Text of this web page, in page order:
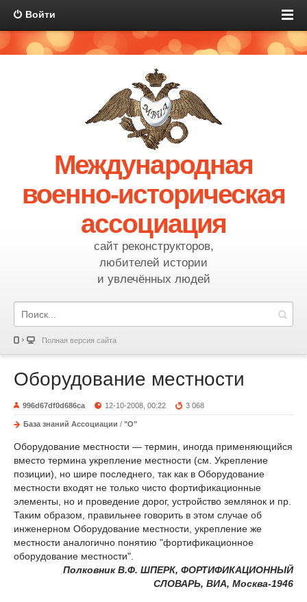
Войти
Международная
военно-историческая
ассоциация
сайт реконструкторов,
любителей истории
и увлечённых людей
Полная версия сайта
Оборудование местности
996d67df0d686ca 12-10-2008, 00:22 3 068
База знаний Ассоциации / "О"
Оборудование местности — термин, иногда применяющийся
вместо термина укрепление местности (см. Укрепление
позиции), но шире последнего, так как в Оборудование
местности входят не только чисто фортификационные
элементы, но и проведение дорог, устройство землянок и пр.
Таким образом, правильнее говорить в этом случае об
инженерном Оборудование местности, укрепление же
местности аналогично понятию "фортификационное
оборудование местности".
Полковник В.Ф. ШПЕРК, ФОРТИФИКАЦИОННЫЙ
СЛОВАРЬ, ВИА, Москва-1946